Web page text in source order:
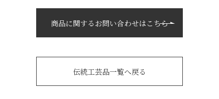
商品に関するお問い合わせはこちら
伝統工芸品一覧へ戻る